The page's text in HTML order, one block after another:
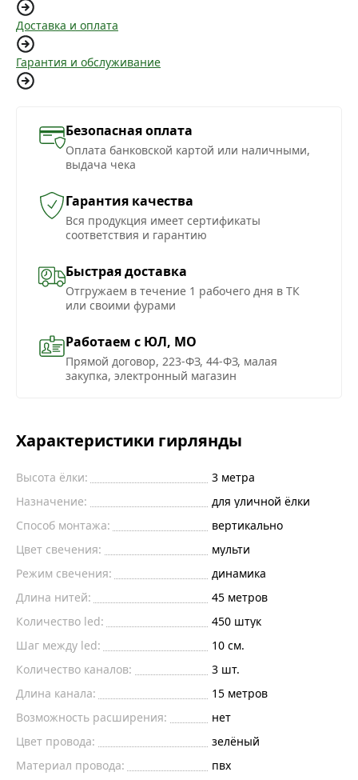
Доставка и оплата
Гарантия и обслуживание
Безопасная оплата
Оплата банковской картой или наличными,
выдача чека
Гарантия качества
Вся продукция имеет сертификаты
соответствия и гарантию
Быстрая доставка
Отгружаем в течение 1 рабочего дня в ТК
или своими фурами
Работаем с ЮЛ, МО
Прямой договор, 223-ФЗ, 44-ФЗ, малая
закупка, электронный магазин
Характеристики гирлянды
Высота ёлки:
3 метра
Назначение:
для уличной ёлки
Способ монтажа:
вертикально
Цвет свечения:
мульти
Режим свечения:
динамика
Длина нитей:
45 метров
Количество led:
450 штук
Шаг между led:
10 см.
Количество каналов:
3 шт.
Длина канала:
15 метров
Возможность расширения:
нет
Цвет провода:
зелёный
Материал провода:
пвх